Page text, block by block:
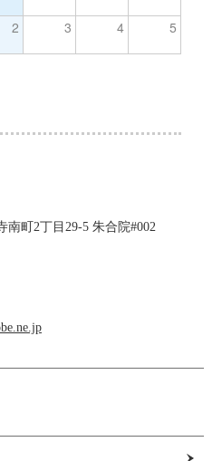
2 3 4 5
南町2丁目29-5 朱合院#002